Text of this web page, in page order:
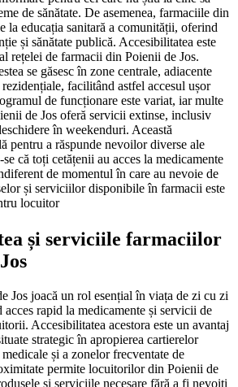
de sănătate. De asemenea, farmaciile din
la educația sanitară a comunității, oferind
și sănătate publică. Accesibilitatea este
rețelei de farmacii din Poienii de Jos.
se găsesc în zone centrale, adiacente
facilitând astfel accesul ușor
de funcționare este variat, iar multe
de Jos oferă servicii extinse, inclusiv
în weekenduri. Această
pentru a răspunde nevoilor diverse ale
că toți cetățenii au acces la medicamente
de momentul în care au nevoie de
și serviciilor disponibile în farmacii este
locuitor
și serviciile farmaciilor
Jos joacă un rol esențial în viața de zi cu zi
rapid la medicamente și servicii de
Accesibilitatea acestora este un avantaj
strategic în apropierea cartierelor
și a zonelor frecventate de
permite locuitorilor din Poienii de
și serviciile necesare fără a fi nevoiți